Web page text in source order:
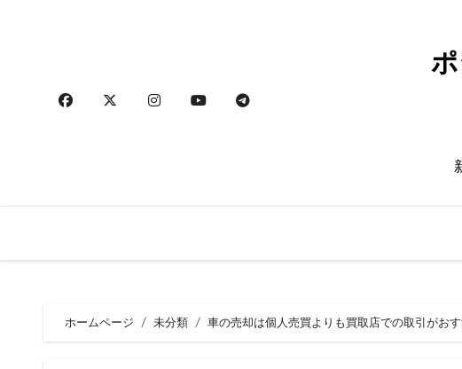
ホームページ 未分類 車の売却は個人売買よりも買取店での取引がお